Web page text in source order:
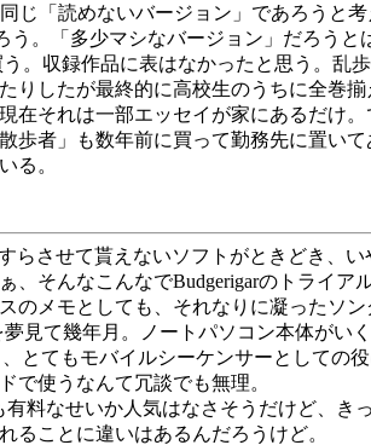
じ「読めないバージョン」であろうと
う。「多少マシなバージョン」だろう
。収録作品に表はなかったと思う。乱
りしたが最終的に高校生のうちに全巻
在それは一部エッセイが家にあるだけ
歩者」も数年前に買って勤務先に置い
る。
らさせて貰えないソフトがときどき、
、そんなこんなでBudgerigarのトライ
のメモとしても、それなりに凝ったソ
見て幾年月。ノートパソコン本体がい
とてもモバイルシーケンサーとしての
で使うなんて冗談でも無理。
料なせいか人気はなさそうだけど、き
ることに違いはあるんだろうけど。